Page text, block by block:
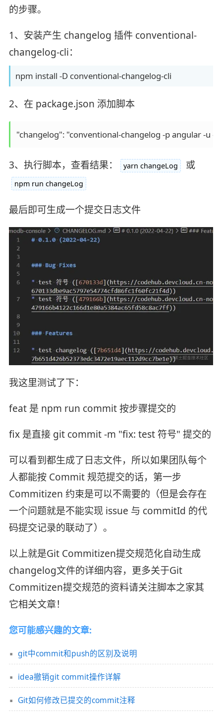
的步骤。
1、安装产生 changelog 插件 conventional-
changelog-cli：
npm install -D conventional-changelog-cli
2、在 package.json 添加脚本
3、执行脚本，查看结果： yarn changeLog 或
npm run changeLog
最后即可生成一个提交日志文件
我这里测试了下：
feat 是 npm run commit 按步骤提交的
fix 是直接 git commit -m "fix: test 符号" 提交的
可以看到都生成了日志文件，所以如果团队每个
人都能按 Commit 规范提交的话，第一步
Commitizen 约束是可以不需要的（但是会存在
一个问题就是不能实现 issue 与 commitId 的代
码提交记录的联动了）。
以上就是Git Commitizen提交规范化自动生成
changelog文件的详细内容，更多关于Git
Commitizen提交规范的资料请关注脚本之家其
它相关文章！
您可能感兴趣的文章:
git中commit和push的区别及说明
idea撤销git commit操作详解
Git如何修改已提交的commit注释